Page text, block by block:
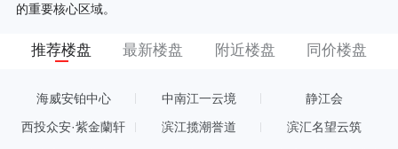
的重要核心区域。
推荐楼盘 最新楼盘 附近楼盘 同价楼盘
海威安铂中心 中南江一云境 静江会
西投众安·紫金蘭轩 滨江揽潮誉道 滨汇名望云筑